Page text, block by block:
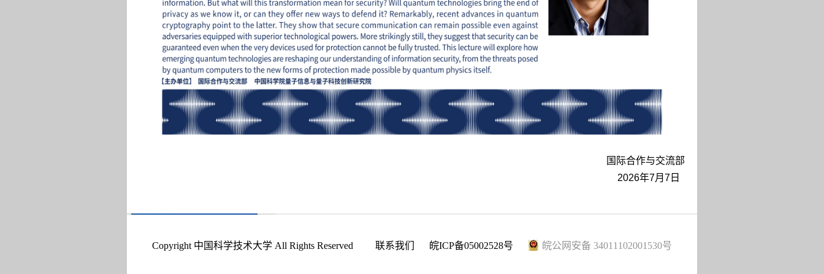
国际合作与交流部
2026年7月7日
Copyright 中国科学技术大学 All Rights Reserved 联系我们 皖ICP备05002528号 皖公网安备 34011102001530号